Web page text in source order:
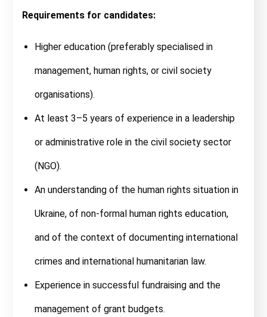
Requirements for candidates:
Higher education (preferably specialised in
management, human rights, or civil society
organisations).
At least 3–5 years of experience in a leadership
or administrative role in the civil society sector
(NGO).
An understanding of the human rights situation in
Ukraine, of non-formal human rights education,
and of the context of documenting international
crimes and international humanitarian law.
Experience in successful fundraising and the
management of grant budgets.